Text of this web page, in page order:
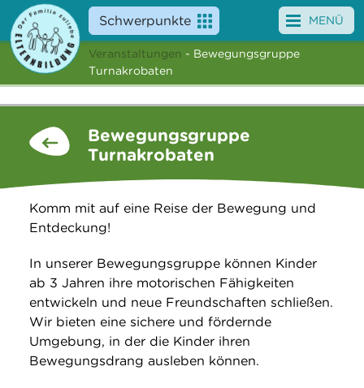
Schwerpunkte
Angebote
News
Über uns
MENÜ
Veranstaltungen - Bewegungsgruppe
Turnakrobaten
Bewegungsgruppe
Turnakrobaten
Komm mit auf eine Reise der Bewegung und
Entdeckung!
In unserer Bewegungsgruppe können Kinder
ab 3 Jahren ihre motorischen Fähigkeiten
entwickeln und neue Freundschaften schließen.
Wir bieten eine sichere und fördernde
Umgebung, in der die Kinder ihren
Bewegungsdrang ausleben können.